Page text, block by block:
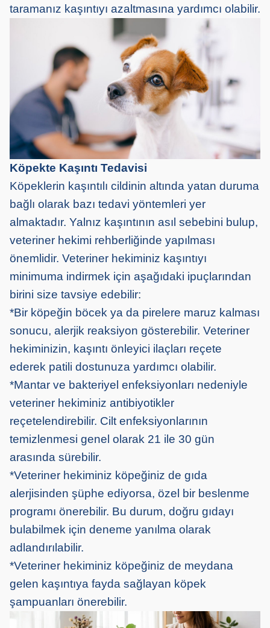
taramanız kaşıntıyı azaltmasına yardımcı olabilir.
Köpekte Kaşıntı Tedavisi
Köpeklerin kaşıntılı cildinin altında yatan duruma
bağlı olarak bazı tedavi yöntemleri yer
almaktadır. Yalnız kaşıntının asıl sebebini bulup,
veteriner hekimi rehberliğinde yapılması
önemlidir. Veteriner hekiminiz kaşıntıyı
minimuma indirmek için aşağıdaki ipuçlarından
birini size tavsiye edebilir:
*Bir köpeğin böcek ya da pirelere maruz kalması
sonucu, alerjik reaksiyon gösterebilir. Veteriner
hekiminizin, kaşıntı önleyici ilaçları reçete
ederek patili dostunuza yardımcı olabilir.
*Mantar ve bakteriyel enfeksiyonları nedeniyle
veteriner hekiminiz antibiyotikler
reçetelendirebilir. Cilt enfeksiyonlarının
temizlenmesi genel olarak 21 ile 30 gün
arasında sürebilir.
*Veteriner hekiminiz köpeğiniz de gıda
alerjisinden şüphe ediyorsa, özel bir beslenme
programı önerebilir. Bu durum, doğru gıdayı
bulabilmek için deneme yanılma olarak
adlandırılabilir.
*Veteriner hekiminiz köpeğiniz de meydana
gelen kaşıntıya fayda sağlayan köpek
şampuanları önerebilir.